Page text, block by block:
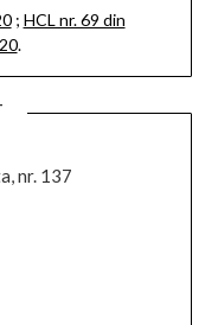
; HCL nr. 69 din
.
nr. 137